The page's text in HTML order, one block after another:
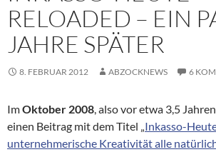
RELOADED – EIN
JAHRE SPÄTER
8. FEBRUAR 2012 ABZOCKNEWS 6
ImOktober 2008, also vor etwa 3,5
einen Beitrag mit dem Titel „Inkasso-
unternehmerische Kreativität alle